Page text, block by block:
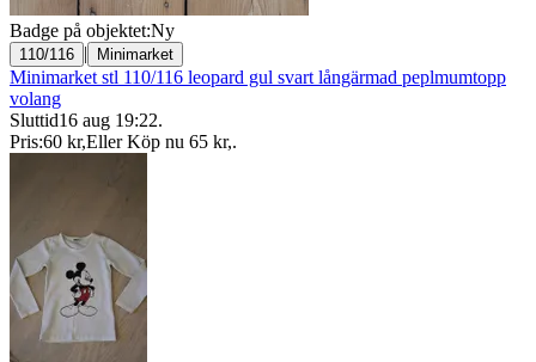
Badge på objektet:Ny
110/116 | Minimarket
Minimarket stl 110/116 leopard gul svart långärmad peplmumtopp
volang
Sluttid16 aug 19:22.
Pris:60 kr,Eller Köp nu 65 kr,.